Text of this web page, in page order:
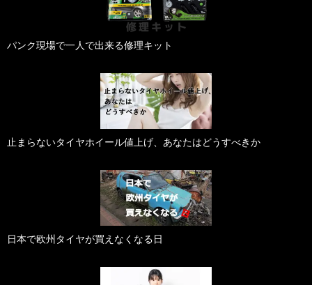
パンク現場で一人で出来る修理キット
止まらないタイヤホイール値上げ、あなたはどうすべきか
日本で欧州タイヤが買えなくなる日